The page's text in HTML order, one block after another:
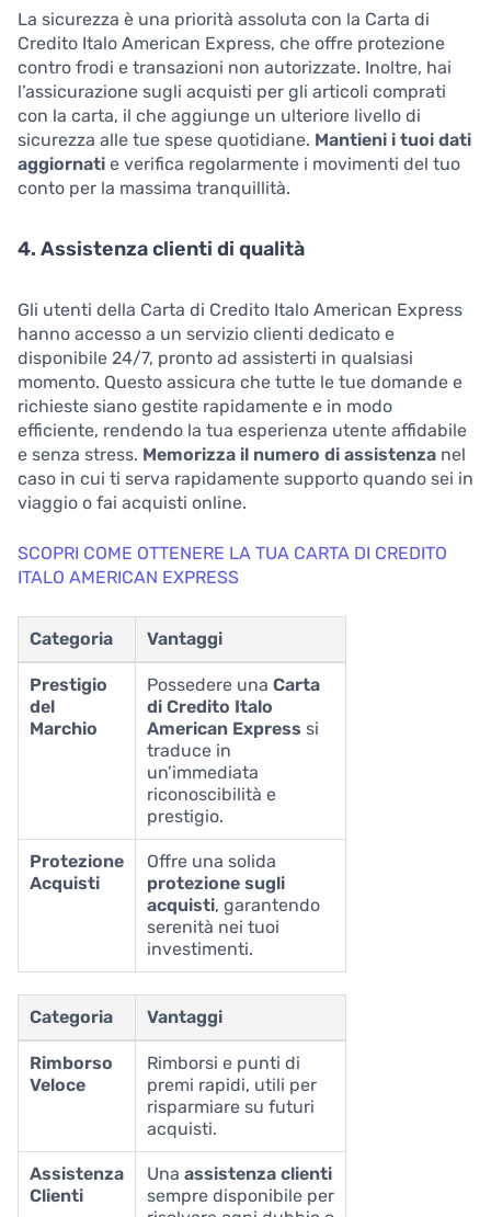
La sicurezza è una priorità assoluta con la Carta di
Credito Italo American Express, che offre protezione
contro frodi e transazioni non autorizzate. Inoltre, hai
l’assicurazione sugli acquisti per gli articoli comprati
con la carta, il che aggiunge un ulteriore livello di
sicurezza alle tue spese quotidiane. Mantieni i tuoi dati
aggiornati e verifica regolarmente i movimenti del tuo
conto per la massima tranquillità.
4. Assistenza clienti di qualità
Gli utenti della Carta di Credito Italo American Express
hanno accesso a un servizio clienti dedicato e
disponibile 24/7, pronto ad assisterti in qualsiasi
momento. Questo assicura che tutte le tue domande e
richieste siano gestite rapidamente e in modo
efficiente, rendendo la tua esperienza utente affidabile
e senza stress. Memorizza il numero di assistenza nel
caso in cui ti serva rapidamente supporto quando sei in
viaggio o fai acquisti online.
SCOPRI COME OTTENERE LA TUA CARTA DI CREDITO
ITALO AMERICAN EXPRESS
Categoria Vantaggi
Prestigio
del
Marchio
Possedere una Carta
di Credito Italo
American Express si
traduce in
un’immediata
riconoscibilità e
prestigio.
Protezione
Acquisti
Offre una solida
protezione sugli
acquisti, garantendo
serenità nei tuoi
investimenti.
Categoria Vantaggi
Rimborso
Veloce
Rimborsi e punti di
premi rapidi, utili per
risparmiare su futuri
acquisti.
Assistenza
Clienti
Una assistenza clienti
sempre disponibile per